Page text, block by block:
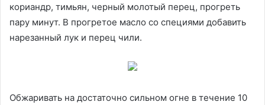
кориандр, тимьян, черный молотый перец, прогреть
пару минут. В прогретое масло со специями добавить
нарезанный лук и перец чили.
Обжаривать на достаточно сильном огне в течение 10